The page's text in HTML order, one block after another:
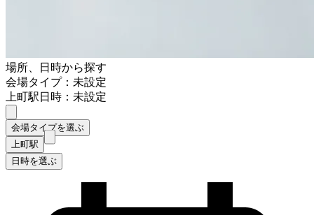
場所、日時から探す
会場タイプ：未設定
上町駅日時：未設定
会場タイプを選ぶ
上町駅
日時を選ぶ